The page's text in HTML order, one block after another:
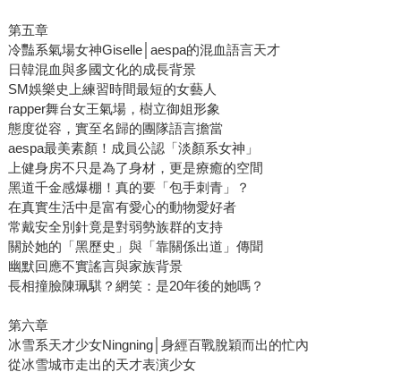
第五章
冷豔系氣場女神Giselle│aespa的混血語言天才
日韓混血與多國文化的成長背景
SM娛樂史上練習時間最短的女藝人
rapper舞台女王氣場，樹立御姐形象
態度從容，實至名歸的團隊語言擔當
aespa最美素顏！成員公認「淡顏系女神」
上健身房不只是為了身材，更是療癒的空間
黑道千金感爆棚！真的要「包手刺青」？
在真實生活中是富有愛心的動物愛好者
常戴安全別針竟是對弱勢族群的支持
關於她的「黑歷史」與「靠關係出道」傳聞
幽默回應不實謠言與家族背景
長相撞臉陳珮騏？網笑：是20年後的她嗎？
第六章
冰雪系天才少女Ningning│身經百戰脫穎而出的忙內
從冰雪城市走出的天才表演少女